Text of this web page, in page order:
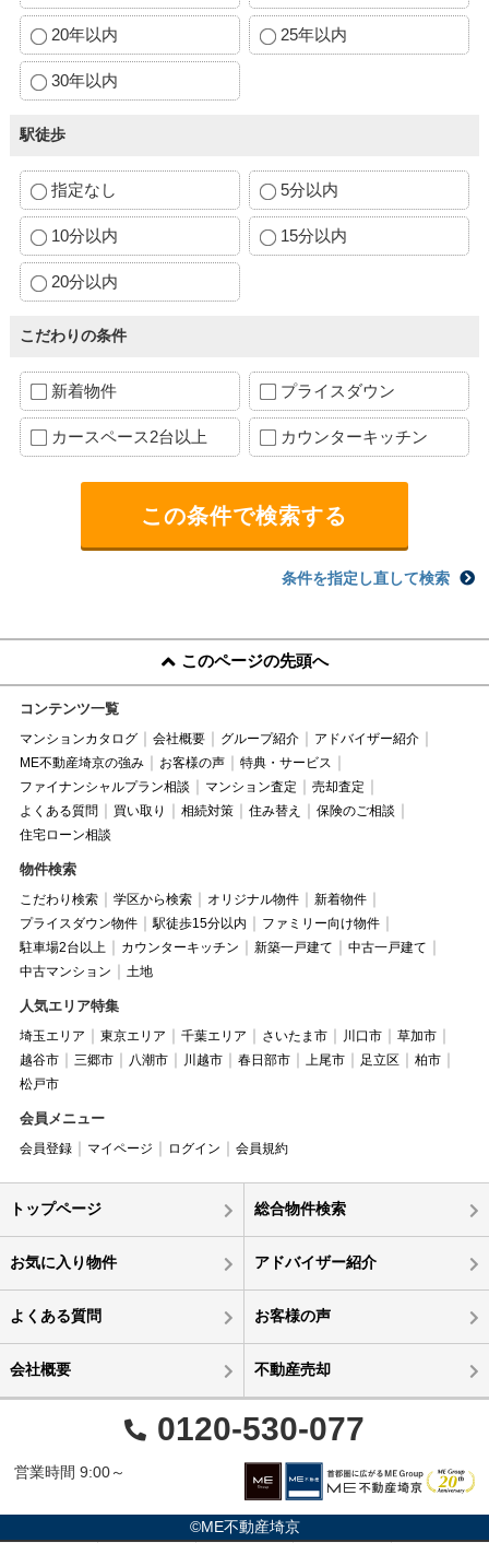
20年以内 25年以内
30年以内
駅徒歩
指定なし 5分以内
10分以内 15分以内
20分以内
こだわりの条件
新着物件 プライスダウン
カースペース2台以上 カウンターキッチン
条件を指定し直して検索
このページの先頭へ
コンテンツ一覧
マンションカタログ 会社概要 グループ紹介
アドバイザー紹介
ME不動産埼京の強み
お客様の声
特典・サービス
ファイナンシャルプラン相談
マンション査定
売却査定
よくある質問
買い取り 相続対策 住み替え
保険のご相談
住宅ローン相談
物件検索
こだわり検索 学区から検索 オリジナル物件
新着物件
プライスダウン物件
駅徒歩15分以内
ファミリー向け物件
駐車場2台以上
カウンターキッチン 新築一戸建て
中古一戸建て
中古マンション
土地
人気エリア特集
埼玉エリア 東京エリア 千葉エリア さいたま市 川口市
草加市
越谷市
三郷市 八潮市 川越市 春日部市 上尾市 足立区
柏市
松戸市
会員メニュー
会員登録 マイページ ログイン 会員規約
トップページ 総合物件検索
お気に入り物件 アドバイザー紹介
よくある質問 お客様の声
会社概要 不動産売却
0120-530-077
営業時間 9:00～
©ME不動産埼京